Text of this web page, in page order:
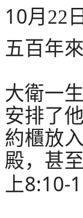
10月 22 日
五百年來
大衛一
安排了
約櫃放
殿，甚
上8:10-